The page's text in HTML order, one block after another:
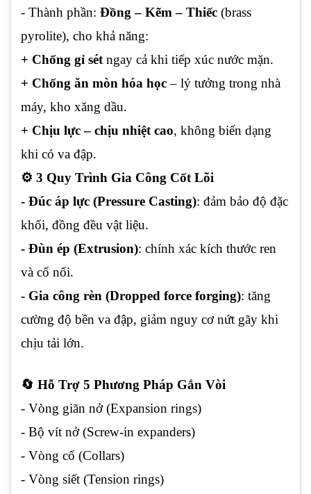
- Thành phần: Đồng – Kẽm – Thiếc (brass
pyrolite), cho khả năng:
+ Chống gỉ sét ngay cả khi tiếp xúc nước mặn.
+ Chống ăn mòn hóa học– lý tưởng trong nhà
máy, kho xăng dầu.
+ Chịu lực – chịu nhiệt cao, không biến dạng
khi có va đập.
⚙️ 3 Quy Trình Gia Công Cốt Lõi
- Đúc áp lực (Pressure Casting): đảm bảo độ đặc
khối, đồng đều vật liệu.
- Đùn ép (Extrusion): chính xác kích thước ren
và cổ nối.
- Gia công rèn (Dropped force forging): tăng
cường độ bền va đập, giảm nguy cơ nứt gãy khi
chịu tải lớn.
🔄 Hỗ Trợ 5 Phương Pháp Gắn Vòi
- Vòng giãn nở (Expansion rings)
- Bộ vít nở (Screw-in expanders)
- Vòng cổ (Collars)
- Vòng siết (Tension rings)